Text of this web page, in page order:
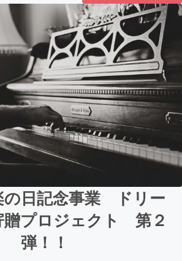
の日記念事業 ドリー
贈プロジェクト 第２
弾！！